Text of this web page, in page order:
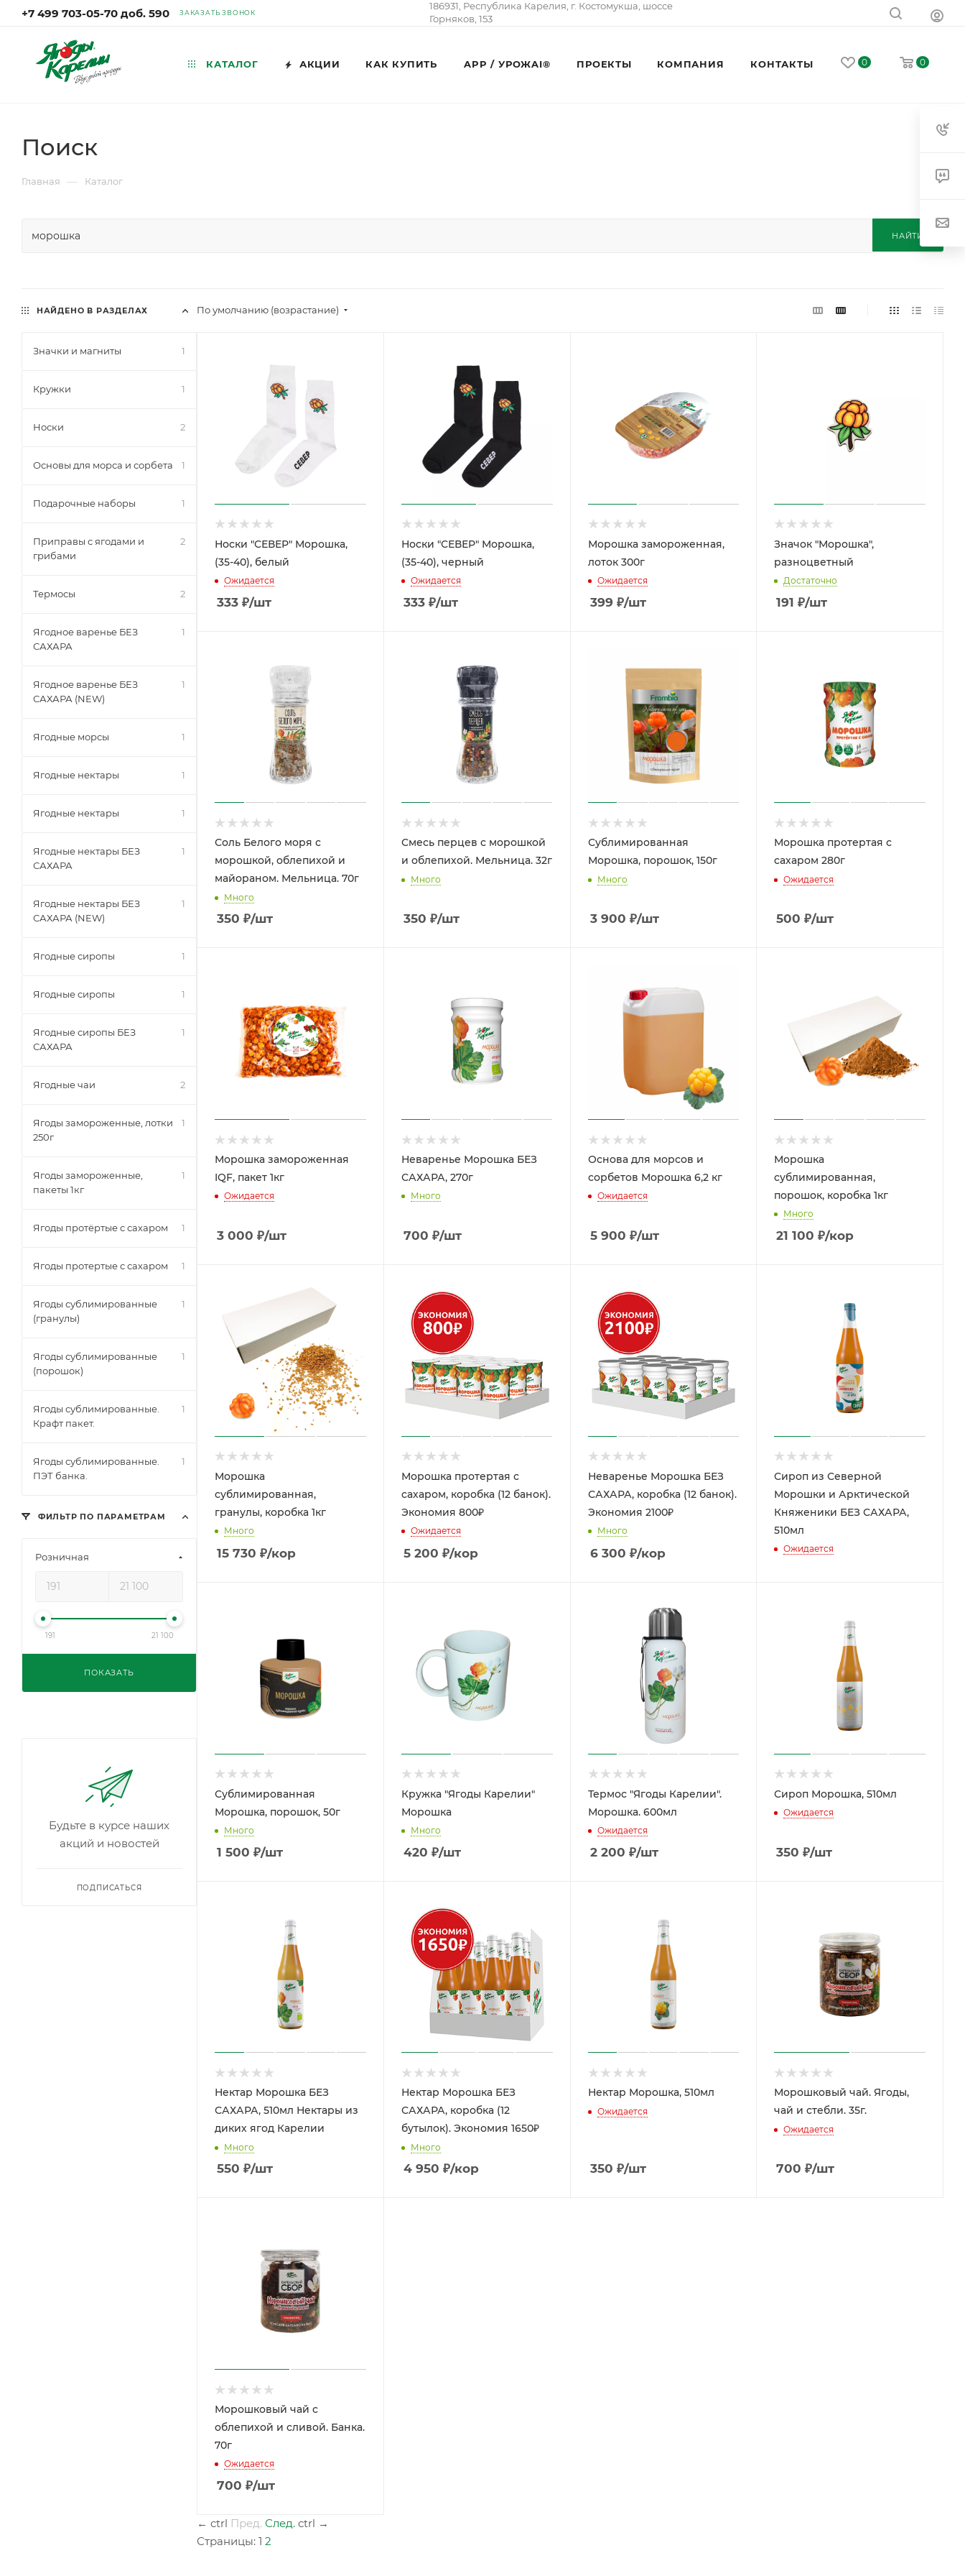
+7 499 703-05-70 доб. 590 ЗАКАЗАТЬ ЗВОНОК
186931, Республика Карелия, г. Костомукша, шоссе
Горняков, 153
0 0
КАТАЛОГ АКЦИИ КАК КУПИТЬ APP / УРОЖAI® ПРОЕКТЫ КОМПАНИЯ КОНТАКТЫ
Поиск
Главная — Каталог
НАЙТИ
По умолчанию (возрастание)
Носки "СЕВЕР" Морошка,
(35-40), белый
Ожидается
333 ₽/шт
Носки "СЕВЕР" Морошка,
(35-40), черный
Ожидается
333₽/шт
Морошка замороженная,
лоток 300г
Ожидается
399 ₽/шт
Значок "Морошка",
разноцветный
Достаточно
191 ₽/шт
Соль Белого моря с
морошкой, облепихой и
майораном. Мельница. 70г
Много
350 ₽/шт
Смесь перцев с морошкой
и облепихой. Мельница. 32г
Много
350 ₽/шт
Сублимированная
Морошка, порошок, 150г
Много
3 900 ₽/шт
Морошка протертая с
сахаром 280г
Ожидается
500 ₽/шт
Морошка замороженная
IQF, пакет 1кг
Ожидается
3 000 ₽/шт
Неваренье Морошка БЕЗ
САХАРА, 270г
Много
700 ₽/шт
Основа для морсов и
сорбетов Морошка 6,2 кг
Ожидается
5 900 ₽/шт
Морошка
сублимированная,
порошок, коробка 1кг
Много
21 100 ₽/кор
Морошка
сублимированная,
гранулы, коробка 1кг
Много
15 730 ₽/кор
Морошка протертая с
сахаром, коробка (12 банок).
Экономия 800₽
Ожидается
5 200 ₽/кор
Неваренье Морошка БЕЗ
САХАРА, коробка (12 банок).
Экономия 2100₽
Много
6 300 ₽/кор
Сироп из Северной
Морошки и Арктической
Княженики БЕЗ САХАРА,
510мл
Ожидается
Сублимированная
Морошка, порошок, 50г
Много
1 500 ₽/шт
Кружка "Ягоды Карелии"
Морошка
Много
420 ₽/шт
Термос "Ягоды Карелии".
Морошка. 600мл
Ожидается
2 200 ₽/шт
Сироп Морошка, 510мл
Ожидается
350 ₽/шт
Нектар Морошка БЕЗ
САХАРА, 510мл Нектары из
диких ягод Карелии
Много
550 ₽/шт
Нектар Морошка БЕЗ
САХАРА, коробка (12
бутылок). Экономия 1650₽
Много
4 950 ₽/кор
Нектар Морошка, 510мл
Ожидается
350 ₽/шт
Морошковый чай. Ягоды,
чай и стебли. 35г.
Ожидается
700 ₽/шт
Морошковый чай с
облепихой и сливой. Банка.
70г
Ожидается
700 ₽/шт
← ctrl Пред. След. ctrl →
Страницы: 1 2
НАЙДЕНО В РАЗДЕЛАХ
Значки и магниты 1
Кружки 1
Носки 2
Основы для морса и сорбета 1
Подарочные наборы 1
Приправы с ягодами и
грибами
2
Термосы 2
Ягодное варенье БЕЗ
САХАРА
1
Ягодное варенье БЕЗ
САХАРА (NEW)
1
Ягодные морсы 1
Ягодные нектары 1
Ягодные нектары 1
Ягодные нектары БЕЗ
САХАРА
1
Ягодные нектары БЕЗ
САХАРА (NEW)
1
Ягодные сиропы 1
Ягодные сиропы 1
Ягодные сиропы БЕЗ
САХАРА
1
Ягодные чаи 2
Ягоды замороженные, лотки
250г
1
Ягоды замороженные,
пакеты 1кг
1
Ягоды протёртые с сахаром 1
Ягоды протертые с сахаром 1
Ягоды сублимированные
(гранулы)
1
Ягоды сублимированные
(порошок)
1
Ягоды сублимированные.
Крафт пакет.
1
Ягоды сублимированные.
ПЭТ банка.
1
ФИЛЬТР ПО ПАРАМЕТРАМ
Розничная
191 21 100
ПОКАЗАТЬ
Будьте в курсе наших
акций и новостей
ПОДПИСАТЬСЯ